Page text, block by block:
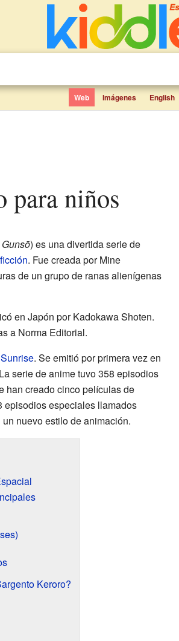
Web Imágenes English
para niños
) es una divertida serie de
. Fue creada por Mine
de un grupo de ranas alienígenas
en Japón por Kadokawa Shoten.
a Norma Editorial.
Sunrise. Se emitió por primera vez en
serie de anime tuvo 358 episodios
han creado cinco películas de
episodios especiales llamados
nuevo estilo de animación.
Keroro?